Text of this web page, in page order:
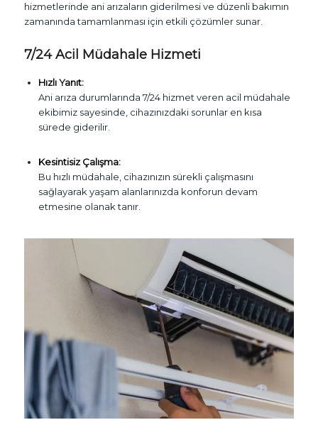
hizmetlerinde ani arızaların giderilmesi ve düzenli bakımın
zamanında tamamlanması için etkili çözümler sunar.
7/24 Acil Müdahale Hizmeti
Hızlı Yanıt:
Ani arıza durumlarında 7/24 hizmet veren acil müdahale
ekibimiz sayesinde, cihazınızdaki sorunlar en kısa
sürede giderilir.
Kesintisiz Çalışma:
Bu hızlı müdahale, cihazınızın sürekli çalışmasını
sağlayarak yaşam alanlarınızda konforun devam
etmesine olanak tanır.